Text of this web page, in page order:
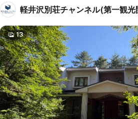
軽井沢別荘チャンネル(第一観光
13